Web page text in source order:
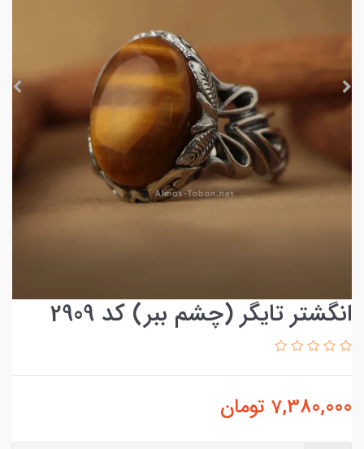
انگشتر تایگر (چشم ببر) کد 2909
7,380,000 تومان